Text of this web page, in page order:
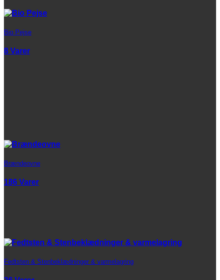
Bio Pejse
8 Varer
Brændeovne
186 Varer
Fedtsten & Stenbeklædninger & varmelagring